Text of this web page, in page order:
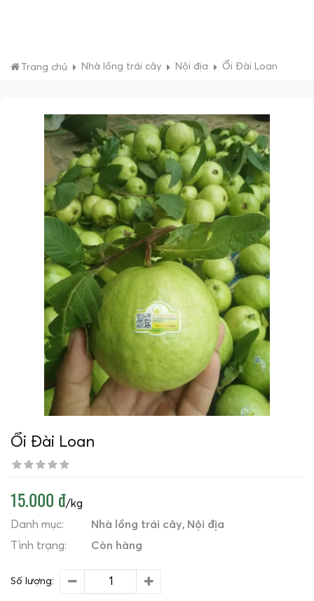
Trang chủ Nhà lồng trái cây Nội địa Ổi Đài Loan
Ổi Đài Loan
15.000 đ/kg
Danh mục:
Nhà lồng trái cây
Nội địa
Tình trạng:
Còn hàng
Số lượng: